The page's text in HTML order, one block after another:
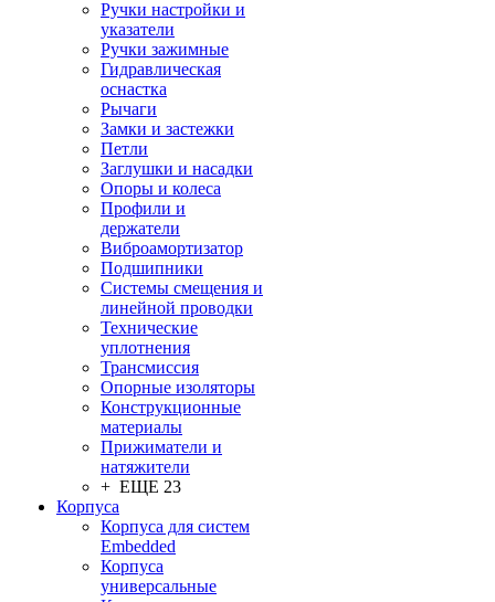
Ручки настройки и
указатели
Ручки зажимные
Гидравлическая
оснастка
Рычаги
Замки и застежки
Петли
Заглушки и насадки
Опоры и колеса
Профили и
держатели
Виброамортизатор
Подшипники
Системы смещения и
линейной проводки
Технические
уплотнения
Трансмиссия
Опорные изоляторы
Конструкционные
материалы
Прижиматели и
натяжители
+ ЕЩЕ 23
Корпуса
Корпуса для систем
Embedded
Корпуса
универсальные